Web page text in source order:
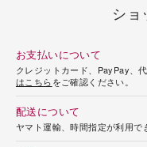
ショ
お支払いについて
クレジットカード、PayPay、
はこちらをご確認ください。
配送について
ヤマト運輸、時間指定が利用で